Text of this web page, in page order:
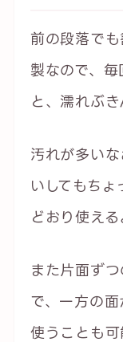
前の段落で
製なので、
と、濡れぶき
汚れが多い
いしてもち
どおり使える
また片面ず
で、一方の面
使うことも